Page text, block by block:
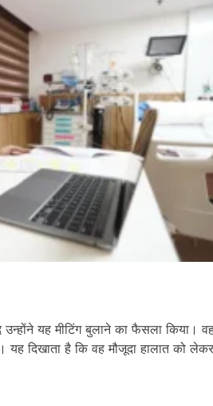
यह मीटिंग बुलाने का फैसला किया।
यह दिखाता है कि वह मौजूदा हालात को